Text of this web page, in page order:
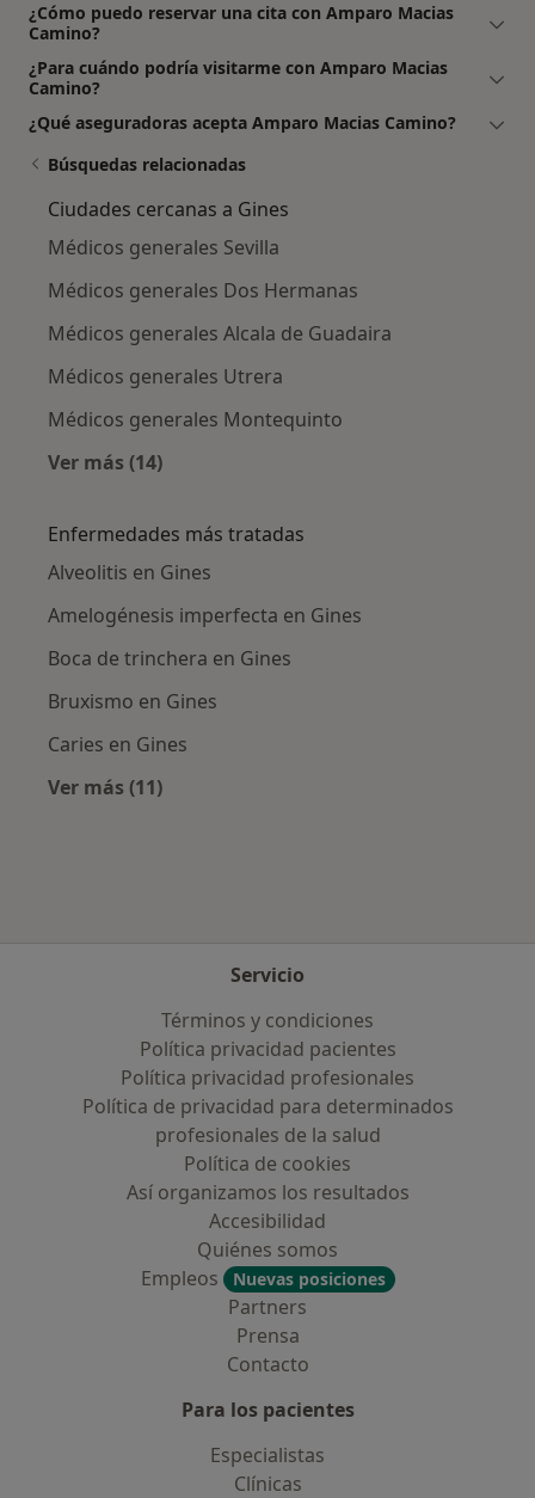
¿Cómo puedo reservar una cita con Amparo Macias
Camino?
¿Para cuándo podría visitarme con Amparo Macias
Camino?
¿Qué aseguradoras acepta Amparo Macias Camino?
Búsquedas relacionadas
Ciudades cercanas a Gines
Médicos generales Sevilla
Médicos generales Dos Hermanas
Médicos generales Alcala de Guadaira
Médicos generales Utrera
Médicos generales Montequinto
Ver más (14)
Enfermedades más tratadas
Alveolitis en Gines
Amelogénesis imperfecta en Gines
Boca de trinchera en Gines
Bruxismo en Gines
Caries en Gines
Ver más (11)
Servicio
Términos y condiciones
Política privacidad pacientes
Política privacidad profesionales
Política de privacidad para determinados
profesionales de la salud
Política de cookies
Así organizamos los resultados
Accesibilidad
Quiénes somos
Empleos
Nuevas posiciones
Partners
Prensa
Contacto
Para los pacientes
Especialistas
Clínicas